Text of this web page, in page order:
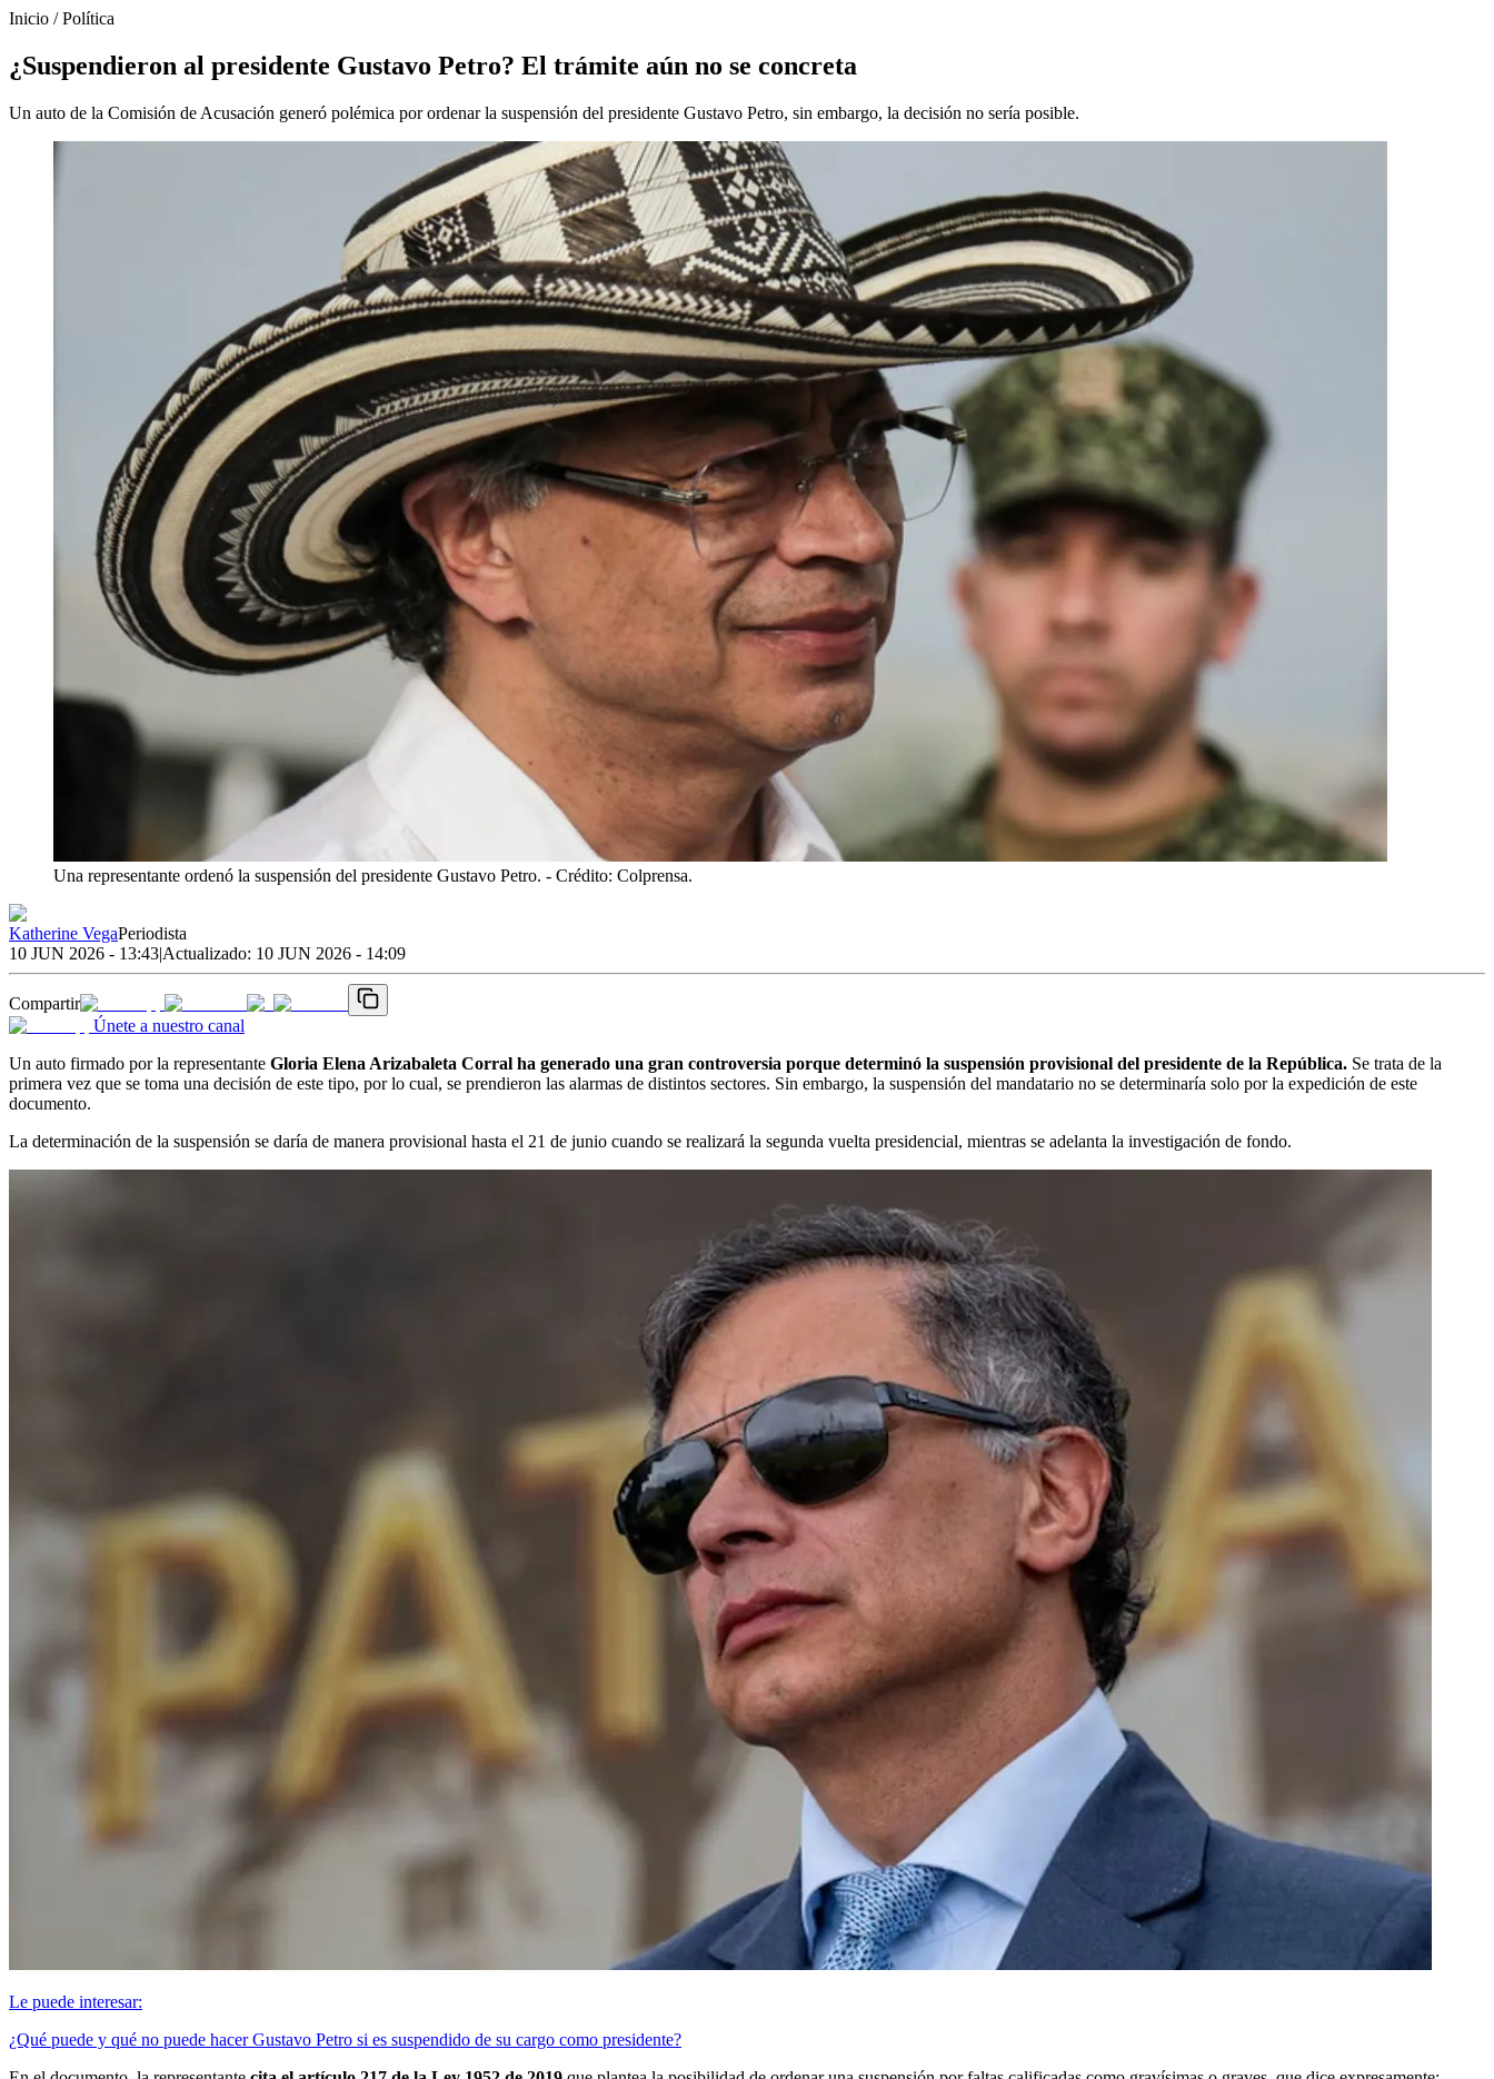
Inicio /Política
¿Suspendieron al presidente Gustavo Petro? El trámite aún no se concreta
Un auto de la Comisión de Acusación generó polémica por ordenar la suspensión del presidente Gustavo Petro, sin embargo, la decisión no sería posible.
Una representante ordenó la suspensión del presidente Gustavo Petro. - Crédito: Colprensa.
Katherine VegaPeriodista
10 JUN 2026 - 13:43|Actualizado: 10 JUN 2026 - 14:09
Compartir
Únete a nuestro canal
Un auto firmado por la representante Gloria Elena Arizabaleta Corral ha generado una gran controversia porque determinó la suspensión provisional del presidente de la República. Se trata de la
primera vez que se toma una decisión de este tipo, por lo cual, se prendieron las alarmas de distintos sectores. Sin embargo, la suspensión del mandatario no se determinaría solo por la expedición de este
documento.
La determinación de la suspensión se daría de manera provisional hasta el 21 de junio cuando se realizará la segunda vuelta presidencial, mientras se adelanta la investigación de fondo.
Le puede interesar:
¿Qué puede y qué no puede hacer Gustavo Petro si es suspendido de su cargo como presidente?